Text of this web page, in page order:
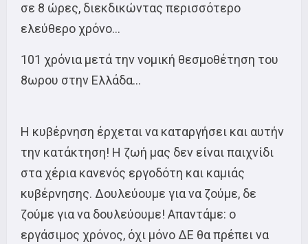
σε 8 ώρες, διεκδικώντας περισσότερο
ελεύθερο χρόνο…
101 χρόνια μετά την νομική θεσμοθέτηση του
8ωρου στην Ελλάδα…
Η κυβέρνηση έρχεται να καταργήσει και αυτήν
την κατάκτηση! Η ζωή μας δεν είναι παιχνίδι
στα χέρια κανενός εργοδότη και καμιάς
κυβέρνησης. Δουλεύουμε για να ζούμε, δε
ζούμε για να δουλεύουμε! Απαντάμε: ο
εργάσιμος χρόνος, όχι μόνο ΔΕ θα πρέπει να